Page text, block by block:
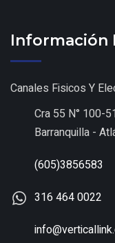
Información
Canales Fisicos Y
Cra 55 N° 100-
Barranquilla -
(605)3856583
316 464 0022